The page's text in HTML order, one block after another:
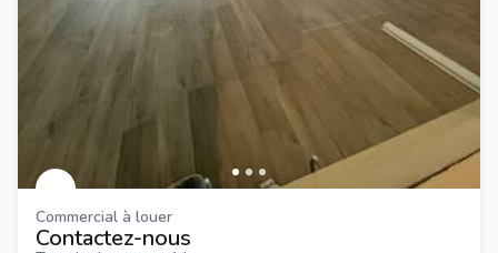
Commercial à louer
Contactez-nous